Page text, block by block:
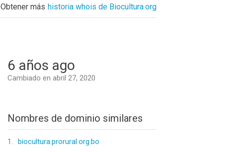
Obtener más historia whois de Biocultura.org
6 años ago
Cambiado en abril 27, 2020
Nombres de dominio similares
1. biocultura.prorural.org.bo